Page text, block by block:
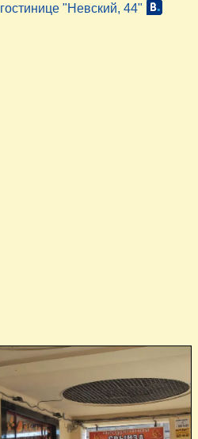
гостинице "Невский, 44"